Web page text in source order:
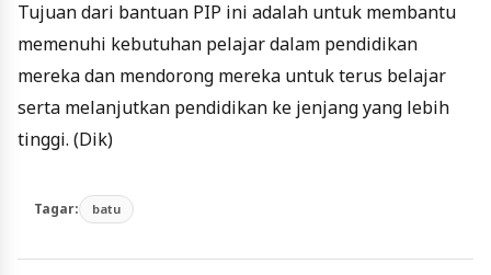
Tujuan dari bantuan PIP ini adalah untuk membantu
memenuhi kebutuhan pelajar dalam pendidikan
mereka dan mendorong mereka untuk terus belajar
serta melanjutkan pendidikan ke jenjang yang lebih
tinggi. (Dik)
Tagar: batu